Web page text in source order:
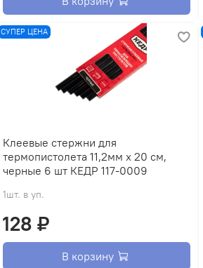
СУПЕР ЦЕНА
Клеевые стержни для
термопистолета 11,2мм x 20 см,
черные 6 шт КЕДР 117-0009
1шт. в уп.
128 ₽
В корзину